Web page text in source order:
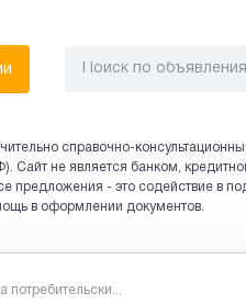
справочно-
Сайт не является банком,
предложения - это содействие в
в оформлении документов.
потребительски...